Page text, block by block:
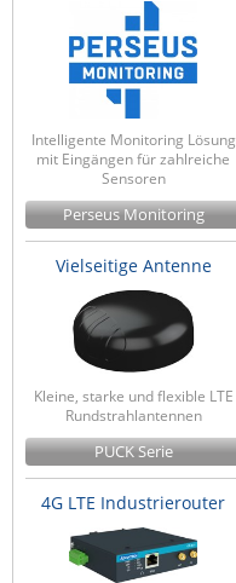
Intelligente Monitoring Lösung
mit Eingängen für zahlreiche
Sensoren
Perseus Monitoring
Vielseitige Antenne
Kleine, starke und flexible LTE
Rundstrahlantennen
PUCK Serie
4G LTE Industrierouter